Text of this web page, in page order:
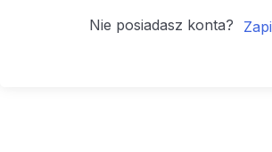
Nie posiadasz konta?